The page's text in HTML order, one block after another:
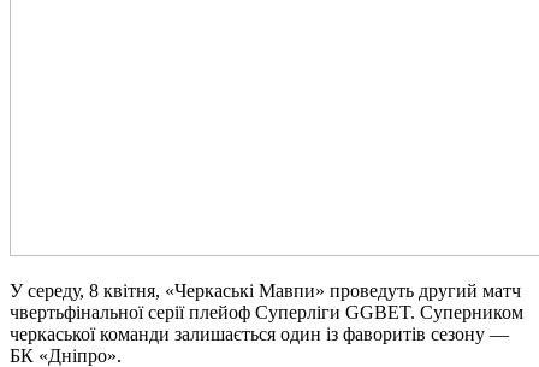
У середу, 8 квітня, «Черкаські Мавпи» проведуть другий матч
чвертьфінальної серії плейоф Суперліги GGBET. Суперником
черкаської команди залишається один із фаворитів сезону —
БК «Дніпро».